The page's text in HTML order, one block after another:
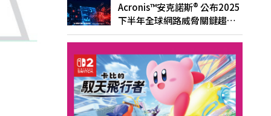
Acronis™安克諾斯® 公布2025
下半年全球網路威脅關鍵趨
勢： AI 攻擊激增、勒索軟體猖